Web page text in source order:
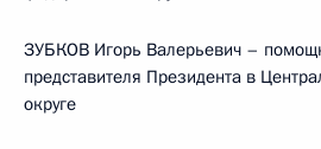
ЗУБКОВ Игорь Валерьевич –
представителя Президента в
округе